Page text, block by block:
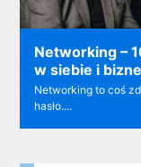
Networking –
w siebie i
Networking to coś
hasło....